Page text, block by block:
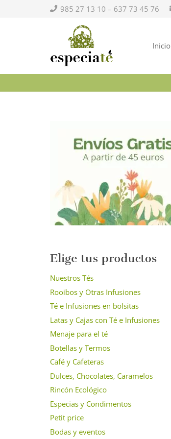
985 27 13 10 – 637 73 45 76
Inicio
Elige tus productos
Nuestros Tés
Rooibos y Otras Infusiones
Té e Infusiones en bolsitas
Latas y Cajas con Té e Infusiones
Menaje para el té
Botellas y Termos
Café y Cafeteras
Dulces, Chocolates, Caramelos
Rincón Ecológico
Especias y Condimentos
Petit price
Bodas y eventos